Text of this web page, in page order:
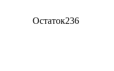
Остаток236